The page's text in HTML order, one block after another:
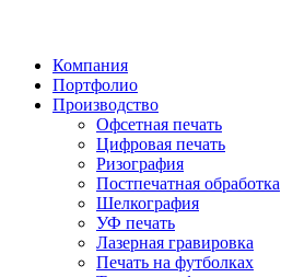
Компания
Портфолио
Производство
Офсетная печать
Цифровая печать
Ризография
Постпечатная обработка
Шелкография
УФ печать
Лазерная гравировка
Печать на футболках